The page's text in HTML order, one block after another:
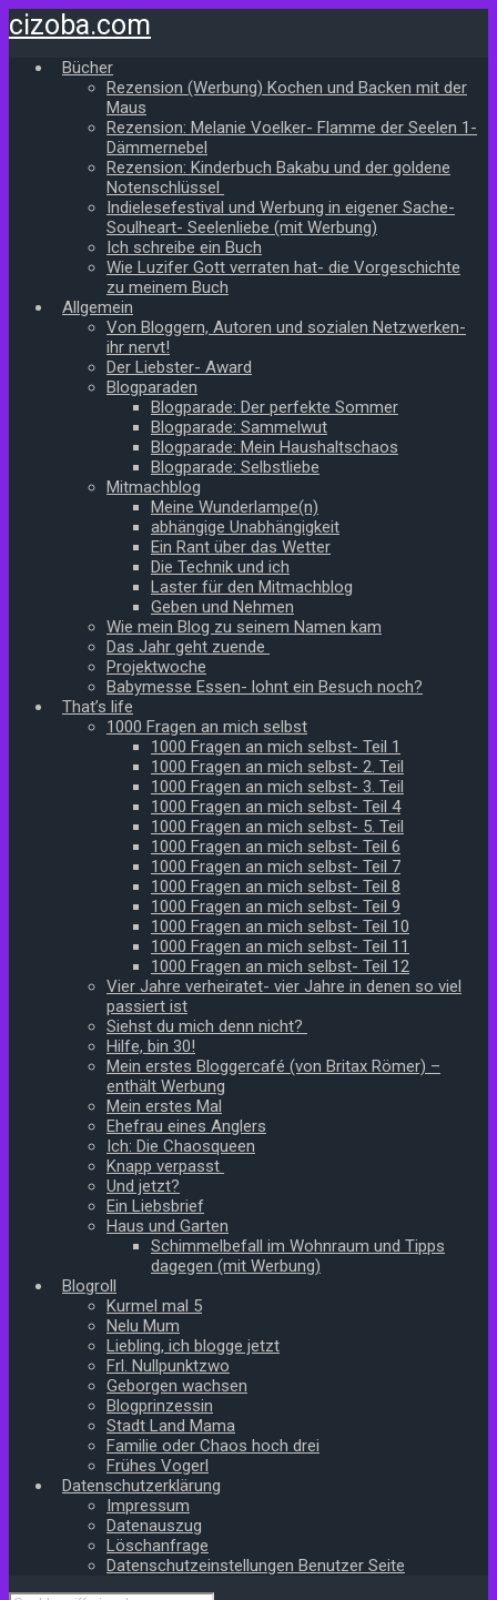
Zum
Hauptinhalt
springen
cizoba.com
Bücher
Rezension (Werbung) Kochen und Backen mit der
Maus
Rezension: Melanie Voelker- Flamme der Seelen 1-
Dämmernebel
Rezension: Kinderbuch Bakabu und der goldene
Notenschlüssel
Indielesefestival und Werbung in eigener Sache-
Soulheart- Seelenliebe (mit Werbung)
Ich schreibe ein Buch
Wie Luzifer Gott verraten hat- die Vorgeschichte
zu meinem Buch
Allgemein
Von Bloggern, Autoren und sozialen Netzwerken-
ihr nervt!
Der Liebster- Award
Blogparaden
Blogparade: Der perfekte Sommer
Blogparade: Sammelwut
Blogparade: Mein Haushaltschaos
Blogparade: Selbstliebe
Mitmachblog
Meine Wunderlampe(n)
abhängige Unabhängigkeit
Ein Rant über das Wetter
Die Technik und ich
Laster für den Mitmachblog
Geben und Nehmen
Wie mein Blog zu seinem Namen kam
Das Jahr geht zuende
Projektwoche
Babymesse Essen- lohnt ein Besuch noch?
That’s life
1000 Fragen an mich selbst
1000 Fragen an mich selbst- Teil 1
1000 Fragen an mich selbst- 2. Teil
1000 Fragen an mich selbst- 3. Teil
1000 Fragen an mich selbst- Teil 4
1000 Fragen an mich selbst- 5. Teil
1000 Fragen an mich selbst- Teil 6
1000 Fragen an mich selbst- Teil 7
1000 Fragen an mich selbst- Teil 8
1000 Fragen an mich selbst- Teil 9
1000 Fragen an mich selbst- Teil 10
1000 Fragen an mich selbst- Teil 11
1000 Fragen an mich selbst- Teil 12
Vier Jahre verheiratet- vier Jahre in denen so viel
passiert ist
Siehst du mich denn nicht?
Hilfe, bin 30!
Mein erstes Bloggercafé (von Britax Römer) –
enthält Werbung
Mein erstes Mal
Ehefrau eines Anglers
Ich: Die Chaosqueen
Knapp verpasst
Und jetzt?
Ein Liebsbrief
Haus und Garten
Schimmelbefall im Wohnraum und Tipps
dagegen (mit Werbung)
Blogroll
Kurmel mal 5
Nelu Mum
Liebling, ich blogge jetzt
Frl. Nullpunktzwo
Geborgen wachsen
Blogprinzessin
Stadt Land Mama
Familie oder Chaos hoch drei
Frühes Vogerl
Datenschutzerklärung
Impressum
Datenauszug
Löschanfrage
Datenschutzeinstellungen Benutzer Seite